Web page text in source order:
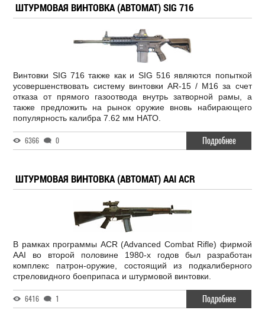
ШТУРМОВАЯ ВИНТОВКА (АВТОМАТ) SIG 716
Винтовки SIG 716 также как и SIG 516 являются попыткой
усовершенствовать систему винтовки AR-15 / M16 за счет
отказа от прямого газоотвода внутрь затворной рамы, а
также предложить на рынок оружие вновь набирающего
популярность калибра 7.62 мм НАТО.
6366 0 Подробнее
ШТУРМОВАЯ ВИНТОВКА (АВТОМАТ) AAI ACR
В рамках программы ACR (Advanced Combat Rifle) фирмой
AAI во второй половине 1980-х годов был разработан
комплекс патрон-оружие, состоящий из подкалиберного
стреловидного боеприпаса и штурмовой винтовки.
6416 1 Подробнее